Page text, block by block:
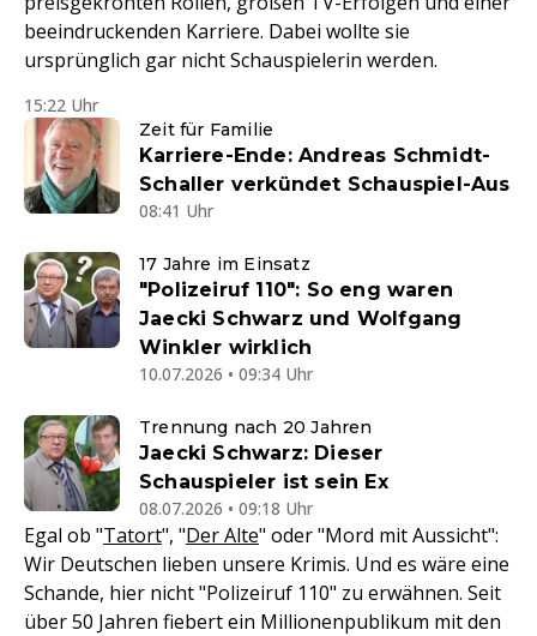
beeindruckenden Karriere. Dabei wollte sie
ursprünglich gar nicht Schauspielerin werden.
15:22 Uhr
Zeit für Familie
Karriere-Ende: Andreas Schmidt-
Schaller verkündet Schauspiel-Aus
08:41 Uhr
17 Jahre im Einsatz
"Polizeiruf 110": So eng waren
Jaecki Schwarz und Wolfgang
Winkler wirklich
10.07.2026 • 09:34 Uhr
Trennung nach 20 Jahren
Jaecki Schwarz: Dieser
Schauspieler ist sein Ex
08.07.2026 • 09:18 Uhr
Egal ob "Tatort", "Der Alte" oder "Mord mit Aussicht":
Wir Deutschen lieben unsere Krimis. Und es wäre eine
Schande, hier nicht "Polizeiruf 110" zu erwähnen. Seit
über 50 Jahren fiebert ein Millionenpublikum mit den